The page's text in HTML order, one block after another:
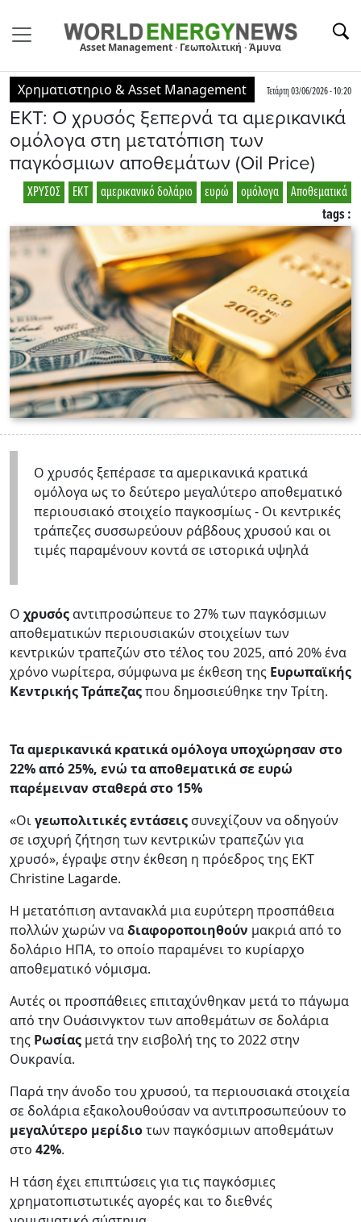
Asset Management · Γεωπολιτική · Άμυνα
Χρηματιστηριο & Asset Management Τετάρτη 03/06/2026 - 10:20
ΕΚΤ: Ο χρυσός ξεπερνά τα αμερικανικά
ομόλογα στη μετατόπιση των
παγκόσμιων αποθεμάτων (Oil Price)
Αποθεματικά
ομόλογα
ευρώ
αμερικανικό δολάριο
ΕΚΤ
ΧΡΥΣΟΣ
tags :
Ο χρυσός ξεπέρασε τα αμερικανικά κρατικά
ομόλογα ως το δεύτερο μεγαλύτερο αποθεματικό
περιουσιακό στοιχείο παγκοσμίως - Οι κεντρικές
τράπεζες συσσωρεύουν ράβδους χρυσού και οι
τιμές παραμένουν κοντά σε ιστορικά υψηλά
Ο χρυσόςαντιπροσώπευε το 27% των παγκόσμιων
αποθεματικών περιουσιακών στοιχείων των
κεντρικών τραπεζών στο τέλος του 2025, από 20% ένα
χρόνο νωρίτερα, σύμφωνα με έκθεση της Ευρωπαϊκής
Κεντρικής Τράπεζαςπου δημοσιεύθηκε την Τρίτη.
Τα αμερικανικά κρατικά ομόλογα υποχώρησαν στο
22% από 25%, ενώ τα αποθεματικά σε ευρώ
παρέμειναν σταθερά στο 15%
«Οιγεωπολιτικές εντάσεις συνεχίζουν να οδηγούν
σε ισχυρή ζήτηση των κεντρικών τραπεζών για
χρυσό», έγραψε στην έκθεση η πρόεδρος της ΕΚΤ
Christine Lagarde.
Η μετατόπιση αντανακλά μια ευρύτερη προσπάθεια
πολλών χωρών ναδιαφοροποιηθούν μακριά από το
δολάριο ΗΠΑ, το οποίο παραμένει το κυρίαρχο
αποθεματικό νόμισμα.
Αυτές οι προσπάθειες επιταχύνθηκαν μετά το πάγωμα
από την Ουάσινγκτον των αποθεμάτων σε δολάρια
της Ρωσίας μετά την εισβολή της το 2022 στην
Ουκρανία.
Παρά την άνοδο του χρυσού, τα περιουσιακά στοιχεία
σε δολάρια εξακολουθούσαν να αντιπροσωπεύουν το
μεγαλύτερο μερίδιοτων παγκόσμιων αποθεμάτων
στο 42%.
Η τάση έχει επιπτώσεις για τις παγκόσμιες
χρηματοπιστωτικές αγορές και το διεθνές